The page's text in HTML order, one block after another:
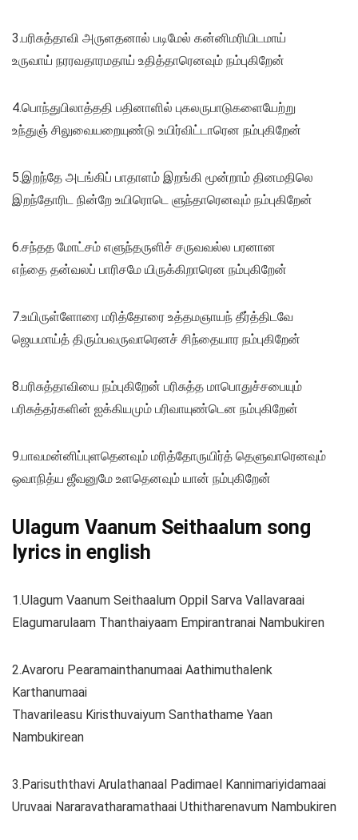
3.பரிசுத்தாவி அருளதனால் படிமேல் கன்னிமரியிடமாய்
உருவாய் நரரவதாரமதாய் உதித்தாரெனவும் நம்புகிறேன்
4.பொந்துபிலாத்ததி பதினாளில் புகலருபாடுகளையேற்று
உந்துஞ் சிலுவையறையுண்டு உயிர்விட்டாரென நம்புகிறேன்
5.இறந்தே அடங்கிப் பாதாளம் இறங்கி மூன்றாம் தினமதிலெ
இறந்தோரிட நின்றே உயிரொடெ ளுந்தாரெனவும் நம்புகிறேன்
6.சந்தத மோட்சம் எளுந்தருளிச் சருவவல்ல பரனான
எந்தை தன்வலப் பாரிசமே யிருக்கிறாரென நம்புகிறேன்
7.உயிருள்ளோரை மரித்தோரை உத்தமஞாயந் தீர்த்திடவே
ஜெயமாய்த் திரும்பவருவாரெனச் சிந்தையார நம்புகிறேன்
8.பரிசுத்தாவியை நம்புகிறேன் பரிசுத்த மாபொதுச்சபையும்
பரிசுத்தர்களின் ஐக்கியமும் பரிவாயுண்டென நம்புகிறேன்
9.பாவமன்னிப்புளதெனவும் மரித்தோருயிர்த் தெளுவாரெனவும்
ஒவாநித்ய ஜீவனுமே உளதெனவும் யான் நம்புகிறேன்
Ulagum Vaanum Seithaalum song
lyrics in english
1.Ulagum Vaanum Seithaalum Oppil Sarva Vallavaraai
Elagumarulaam Thanthaiyaam Empirantranai Nambukiren
2.Avaroru Pearamainthanumaai Aathimuthalenk
Karthanumaai
Thavarileasu Kiristhuvaiyum Santhathame Yaan
Nambukirean
3.Parisuththavi Arulathanaal Padimael Kannimariyidamaai
Uruvaai Nararavatharamathaai Uthitharenavum Nambukiren